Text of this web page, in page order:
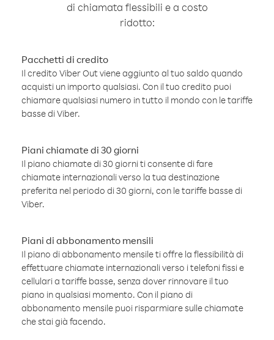
di chiamata flessibili e a costo
ridotto:
Pacchetti di credito
Il credito Viber Out viene aggiunto al tuo saldo quando
acquisti un importo qualsiasi. Con il tuo credito puoi
chiamare qualsiasi numero in tutto il mondo con le tariffe
basse di Viber.
Piani chiamate di 30 giorni
Il piano chiamate di 30 giorni ti consente di fare
chiamate internazionali verso la tua destinazione
preferita nel periodo di 30 giorni, con le tariffe basse di
Viber.
Piani di abbonamento mensili
Il piano di abbonamento mensile ti offre la flessibilità di
effettuare chiamate internazionali verso i telefoni fissi e
cellulari a tariffe basse, senza dover rinnovare il tuo
piano in qualsiasi momento. Con il piano di
abbonamento mensile puoi risparmiare sulle chiamate
che stai già facendo.